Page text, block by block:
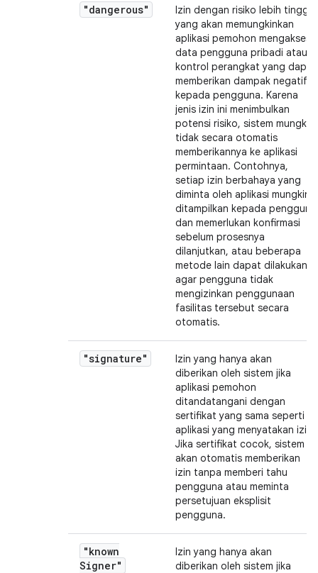
"dangerous"
Izin dengan risiko lebih tinggi
yang akan memungkinkan
aplikasi pemohon mengakses
data pengguna pribadi atau
kontrol perangkat yang dapat
memberikan dampak negatif
kepada pengguna. Karena
jenis izin ini menimbulkan
potensi risiko, sistem mungkin
tidak secara otomatis
memberikannya ke aplikasi
permintaan. Contohnya,
setiap izin berbahaya yang
diminta oleh aplikasi mungkin
ditampilkan kepada pengguna
dan memerlukan konfirmasi
sebelum prosesnya
dilanjutkan, atau beberapa
metode lain dapat dilakukan
agar pengguna tidak
mengizinkan penggunaan
fasilitas tersebut secara
otomatis.
"signature"
Izin yang hanya akan
diberikan oleh sistem jika
aplikasi pemohon
ditandatangani dengan
sertifikat yang sama seperti
aplikasi yang menyatakan izin.
Jika sertifikat cocok, sistem
akan otomatis memberikan
izin tanpa memberi tahu
pengguna atau meminta
persetujuan eksplisit
pengguna.
"known
Signer"
Izin yang hanya akan
diberikan oleh sistem jika